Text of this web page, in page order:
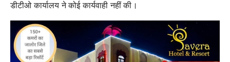
डीटीओ कार्यालय ने कोई कार्यवाही नहीं की।